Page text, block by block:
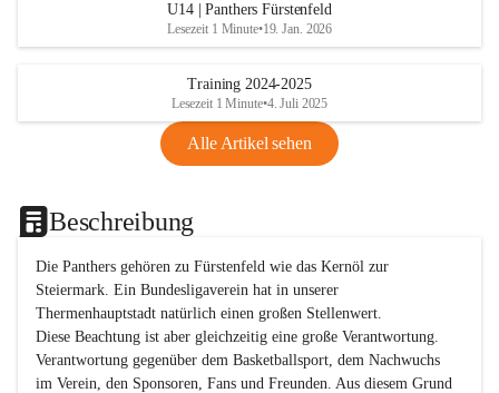
U14 | Panthers Fürstenfeld
Lesezeit 1 Minute•19. Jan. 2026
Training 2024-2025
Lesezeit 1 Minute•4. Juli 2025
Alle Artikel sehen
Beschreibung
Die Panthers gehören zu Fürstenfeld wie das Kernöl zur
Steiermark. Ein Bundesligaverein hat in unserer
Thermenhauptstadt natürlich einen großen Stellenwert.
Diese Beachtung ist aber gleichzeitig eine große Verantwortung.
Verantwortung gegenüber dem Basketballsport, dem Nachwuchs
im Verein, den Sponsoren, Fans und Freunden. Aus diesem Grund